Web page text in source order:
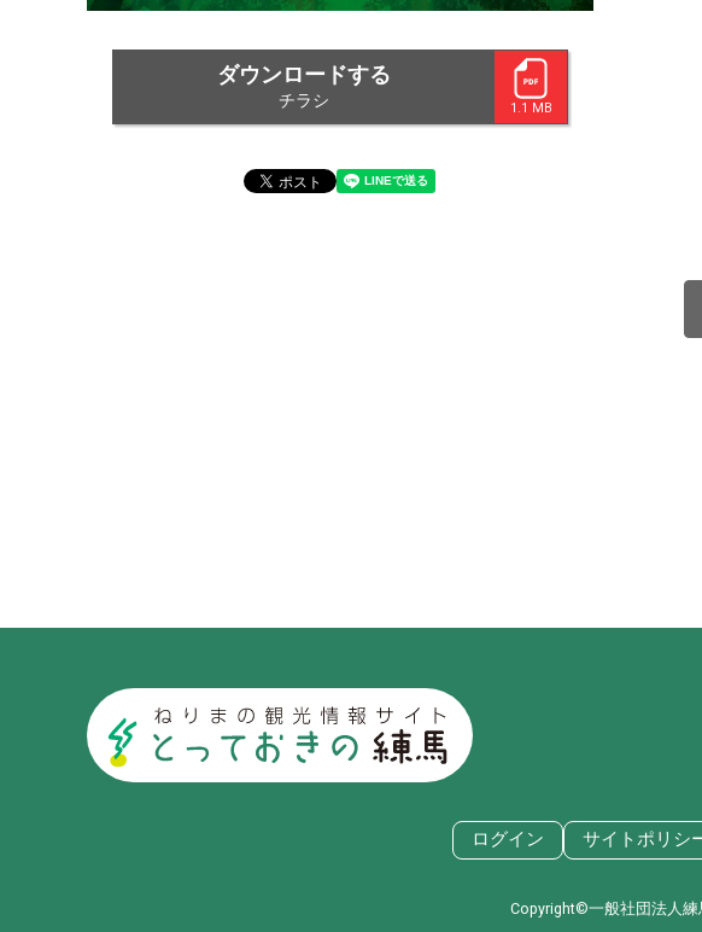
ダウンロードする
チラシ 1.1 MB
ログイン サイトポリシ
Copyright©一般社団法人練